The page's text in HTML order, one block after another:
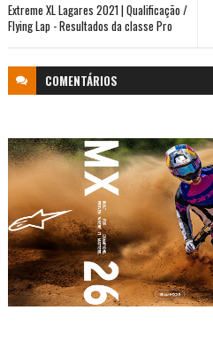
Extreme XL Lagares 2021 | Qualificação /
Flying Lap - Resultados da classe Pro
COMENTÁRIOS